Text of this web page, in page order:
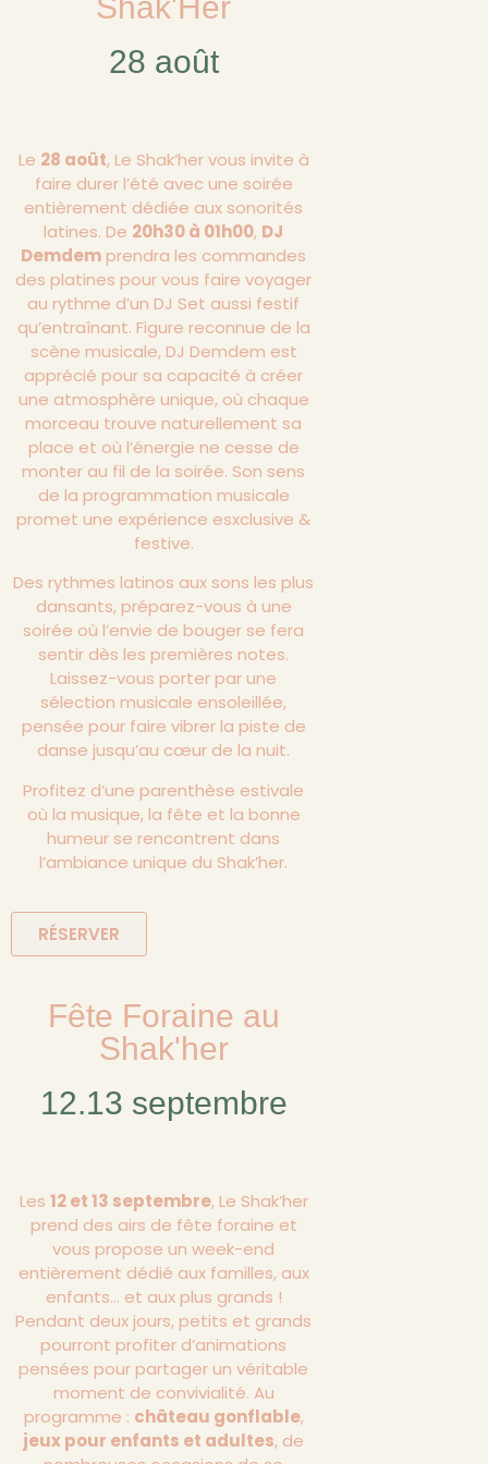
28 août
Le 28 août, Le Shak’her vous invite à
faire durer l’été avec une soirée
entièrement dédiée aux sonorités
latines. De 20h30 à 01h00, DJ
Demdemprendra les commandes
des platines pour vous faire voyager
au rythme d’un DJ Set aussi festif
qu’entraînant. Figure reconnue de la
scène musicale, DJ Demdem est
apprécié pour sa capacité à créer
une atmosphère unique, où chaque
morceau trouve naturellement sa
place et où l’énergie ne cesse de
monter au fil de la soirée. Son sens
de la programmation musicale
promet une expérience esxclusive &
festive.
Des rythmes latinos aux sons les plus
dansants, préparez-vous à une
soirée où l’envie de bouger se fera
sentir dès les premières notes.
Laissez-vous porter par une
sélection musicale ensoleillée,
pensée pour faire vibrer la piste de
danse jusqu’au cœur de la nuit.
Profitez d’une parenthèse estivale
où la musique, la fête et la bonne
humeur se rencontrent dans
l’ambiance unique du Shak’her.
RÉSERVER
Fête Foraine au
Shak'her
12.13 septembre
Les 12 et 13 septembre, Le Shak’her
prend des airs de fête foraine et
vous propose un week-end
entièrement dédié aux familles, aux
enfants… et aux plus grands !
Pendant deux jours, petits et grands
pourront profiter d’animations
pensées pour partager un véritable
moment de convivialité. Au
programme : château gonflable,
jeux pour enfants et adultes, de